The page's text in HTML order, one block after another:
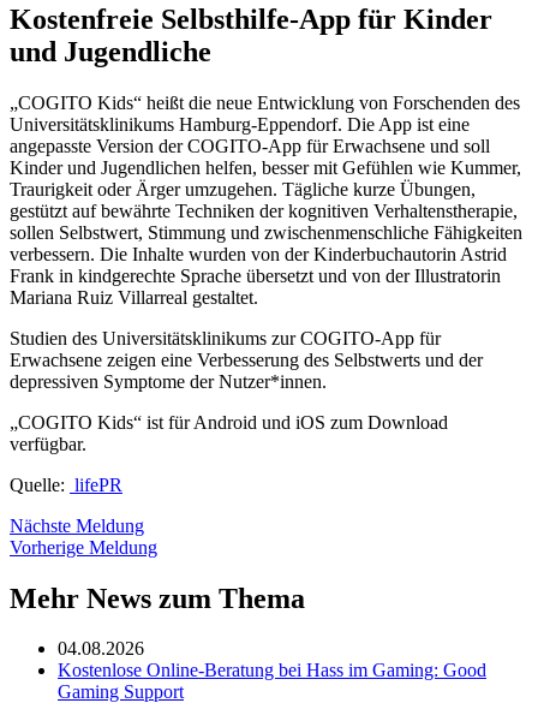
Kostenfreie Selbsthilfe-App für Kinder
und Jugendliche
„COGITO Kids“ heißt die neue Entwicklung von Forschenden des
Universitätsklinikums Hamburg-Eppendorf. Die App ist eine
angepasste Version der COGITO-App für Erwachsene und soll
Kinder und Jugendlichen helfen, besser mit Gefühlen wie Kummer,
Traurigkeit oder Ärger umzugehen. Tägliche kurze Übungen,
gestützt auf bewährte Techniken der kognitiven Verhaltenstherapie,
sollen Selbstwert, Stimmung und zwischenmenschliche Fähigkeiten
verbessern. Die Inhalte wurden von der Kinderbuchautorin Astrid
Frank in kindgerechte Sprache übersetzt und von der Illustratorin
Mariana Ruiz Villarreal gestaltet.
Studien des Universitätsklinikums zur COGITO-App für
Erwachsene zeigen eine Verbesserung des Selbstwerts und der
depressiven Symptome der Nutzer*innen.
„COGITO Kids“ ist für Android und iOS zum Download
verfügbar.
Quelle: lifePR
Nächste Meldung
Vorherige Meldung
Mehr News zum Thema
04.08.2026
Kostenlose Online-Beratung bei Hass im Gaming: Good
Gaming Support